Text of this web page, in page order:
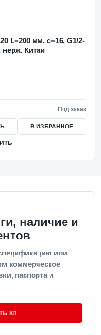
L=200 мм, d=16, G1/2-
нерж. Китай
Под заказ
В ИЗБРАННОЕ
наличие и
или
коммерческое
паспорта и
КП